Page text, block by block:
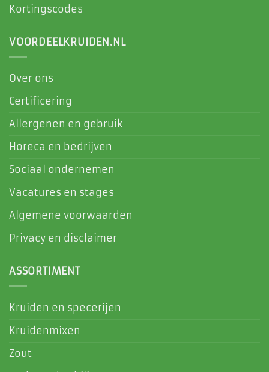
Kortingscodes
VOORDEELKRUIDEN.NL
Over ons
Certificering
Allergenen en gebruik
Horeca en bedrijven
Sociaal ondernemen
Vacatures en stages
Algemene voorwaarden
Privacy en disclaimer
ASSORTIMENT
Kruiden en specerijen
Kruidenmixen
Zout